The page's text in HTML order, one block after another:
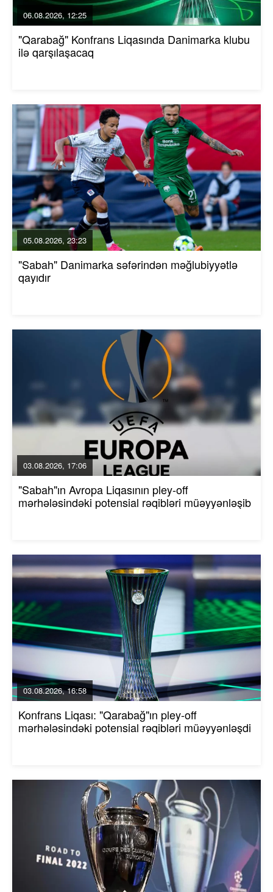
06.08.2026, 12:25
"Qarabağ" Konfrans Liqasında Danimarka klubu
ilə qarşılaşacaq
05.08.2026, 23:23
"Sabah" Danimarka səfərindən məğlubiyyətlə
qayıdır
03.08.2026, 17:06
"Sabah"ın Avropa Liqasının pley-off
mərhələsindəki potensial rəqibləri müəyyənləşib
03.08.2026, 16:58
Konfrans Liqası: "Qarabağ"ın pley-off
mərhələsindəki potensial rəqibləri müəyyənləşdi